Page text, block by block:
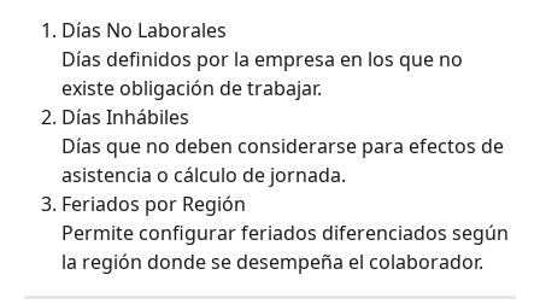
Días No Laborales
Días definidos por la empresa en los que no
existe obligación de trabajar.
Días Inhábiles
Días que no deben considerarse para efectos de
asistencia o cálculo de jornada.
Feriados por Región
Permite configurar feriados diferenciados según
la región donde se desempeña el colaborador.